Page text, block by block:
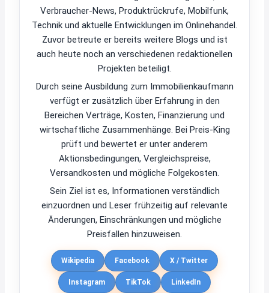
Verbraucher-News, Produktrückrufe, Mobilfunk,
Technik und aktuelle Entwicklungen im Onlinehandel.
Zuvor betreute er bereits weitere Blogs und ist
auch heute noch an verschiedenen redaktionellen
Projekten beteiligt.
Durch seine Ausbildung zum Immobilienkaufmann
verfügt er zusätzlich über Erfahrung in den
Bereichen Verträge, Kosten, Finanzierung und
wirtschaftliche Zusammenhänge. Bei Preis-King
prüft und bewertet er unter anderem
Aktionsbedingungen, Vergleichspreise,
Versandkosten und mögliche Folgekosten.
Sein Ziel ist es, Informationen verständlich
einzuordnen und Leser frühzeitig auf relevante
Änderungen, Einschränkungen und mögliche
Preisfallen hinzuweisen.
Wikipedia Facebook X / Twitter
Instagram TikTok LinkedIn